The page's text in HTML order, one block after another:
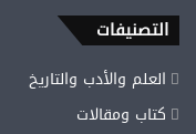
التصنيفات
العلم والأدب والتاريخ
كتاب ومقالات